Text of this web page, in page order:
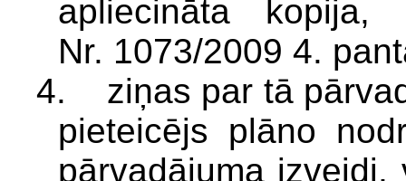
apliecināta
Nr. 1073/2009 4.
4. ziņas par tā
pieteicējs plāno
pārvadājuma